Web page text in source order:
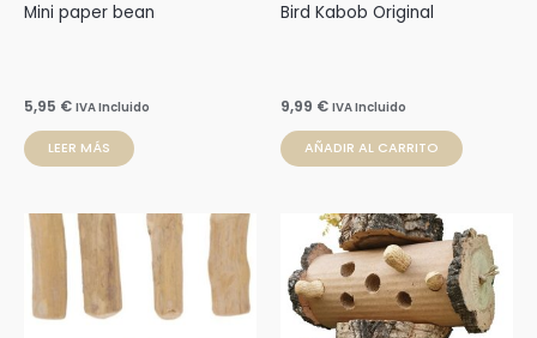
Mini paper bean
5,95 € IVA Incluido
LEER MÁS
Bird Kabob Original
9,99 € IVA Incluido
AÑADIR AL CARRITO